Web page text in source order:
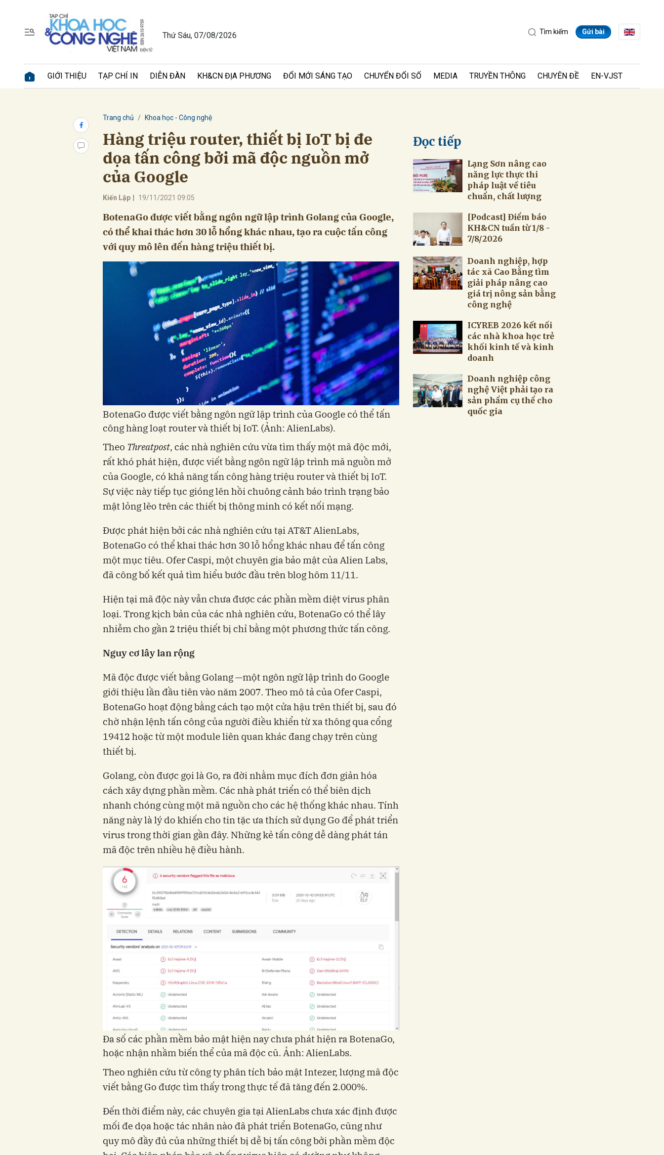
Thứ Sáu, 07/08/2026 Tìm kiếm Gửi bài
GIỚI THIỆU TẠP CHÍ IN DIỄN ĐÀN KH&CN ĐỊA PHƯƠNG ĐỔI MỚI SÁNG TẠO CHUYỂN ĐỔI SỐ MEDIA TRUYỀN THÔNG CHUYÊN ĐỀ EN-VJST
Trang chủ Khoa học - Công nghệ
Hàng triệu router, thiết bị IoT bị đe
dọa tấn công bởi mã độc nguồn mở
của Google
Kiến Lập 19/11/2021 09:05
BotenaGo được viết bằng ngôn ngữ lập trình Golang của Google,
có thể khai thác hơn 30 lỗ hổng khác nhau, tạo ra cuộc tấn công
với quy mô lên đến hàng triệu thiết bị.
BotenaGo được viết bằng ngôn ngữ lập trình của Google có thể tấn
công hàng loạt router và thiết bị IoT. (Ảnh: AlienLabs).
Theo Threatpost, các nhà nghiên cứu vừa tìm thấy một mã độc mới,
rất khó phát hiện, được viết bằng ngôn ngữ lập trình mã nguồn mở
của Google, có khả năng tấn công hàng triệu router và thiết bị IoT.
Sự việc này tiếp tục gióng lên hồi chuông cảnh báo trình trạng bảo
mật lỏng lẽo trên các thiết bị thông minh có kết nối mạng.
Được phát hiện bởi các nhà nghiên cứu tại AT&T AlienLabs,
BotenaGo có thể khai thác hơn 30 lỗ hổng khác nhau để tấn công
một mục tiêu. Ofer Caspi, một chuyên gia bảo mật của Alien Labs,
đã công bố kết quả tìm hiểu bước đầu trên blog hôm 11/11.
Hiện tại mã độc này vẫn chưa được các phần mềm diệt virus phân
loại. Trong kịch bản của các nhà nghiên cứu, BotenaGo có thể lây
nhiễm cho gần 2 triệu thiết bị chỉ bằng một phương thức tấn công.
Nguy cơ lây lan rộng
Mã độc được viết bằng Golang —một ngôn ngữ lập trình do Google
giới thiệu lần đầu tiên vào năm 2007. Theo mô tả của Ofer Caspi,
BotenaGo hoạt động bằng cách tạo một cửa hậu trên thiết bị, sau đó
chờ nhận lệnh tấn công của người điều khiển từ xa thông qua cổng
19412 hoặc từ một module liên quan khác đang chạy trên cùng
thiết bị.
Golang, còn được gọi là Go, ra đời nhằm mục đích đơn giản hóa
cách xây dựng phần mềm. Các nhà phát triển có thể biên dịch
nhanh chóng cùng một mã nguồn cho các hệ thống khác nhau. Tính
năng này là lý do khiến cho tin tặc ưa thích sử dụng Go để phát triển
virus trong thời gian gần đây. Những kẻ tấn công dễ dàng phát tán
mã độc trên nhiều hệ điều hành.
Đa số các phần mềm bảo mật hiện nay chưa phát hiện ra BotenaGo,
hoặc nhận nhầm biến thể của mã độc cũ. Ảnh: AlienLabs.
Theo nghiên cứu từ công ty phân tích bảo mật Intezer, lượng mã độc
viết bằng Go được tìm thấy trong thực tế đã tăng đến 2.000%.
Đến thời điểm này, các chuyên gia tại AlienLabs chưa xác định được
mối đe dọa hoặc tác nhân nào đã phát triển BotenaGo, cũng như
quy mô đầy đủ của những thiết bị dễ bị tấn công bởi phần mềm độc
Đọc tiếp
Lạng Sơn nâng cao
năng lực thực thi
pháp luật về tiêu
chuẩn, chất lượng
[Podcast] Điểm báo
KH&CN tuần từ 1/8 -
7/8/2026
Doanh nghiệp, hợp
tác xã Cao Bằng tìm
giải pháp nâng cao
giá trị nông sản bằng
công nghệ
ICYREB 2026 kết nối
các nhà khoa học trẻ
khối kinh tế và kinh
doanh
Doanh nghiệp công
nghệ Việt phải tạo ra
sản phẩm cụ thể cho
quốc gia
Gửi